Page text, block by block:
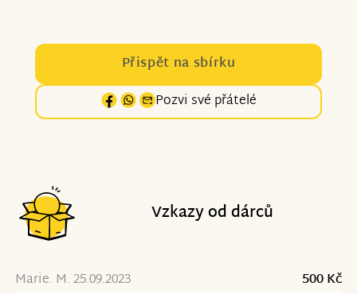
Přispět na sbírku
Pozvi své přátelé
Vzkazy od dárců
Marie. M. 25.09.2023
500 Kč